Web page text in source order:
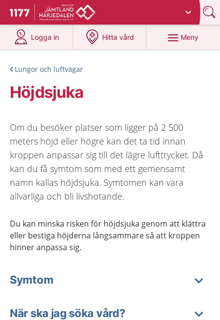
Till startsidan för 1177
Du har valt region
Logga in
på 1177.se
Hitta vård
på 1177.se
Meny
Lungor och luftvägar
Höjdsjuka
Om du besöker platser som ligger på 2 500
meters höjd eller högre kan det ta tid innan
kroppen anpassar sig till det lägre lufttrycket. Då
kan du få symtom som med ett gemensamt
namn kallas höjdsjuka. Symtomen kan vara
allvarliga och bli livshotande.
Du kan minska risken för höjdsjuka genom att klättra
eller bestiga höjderna långsammare så att kroppen
hinner anpassa sig.
Symtom
När ska jag söka vård?